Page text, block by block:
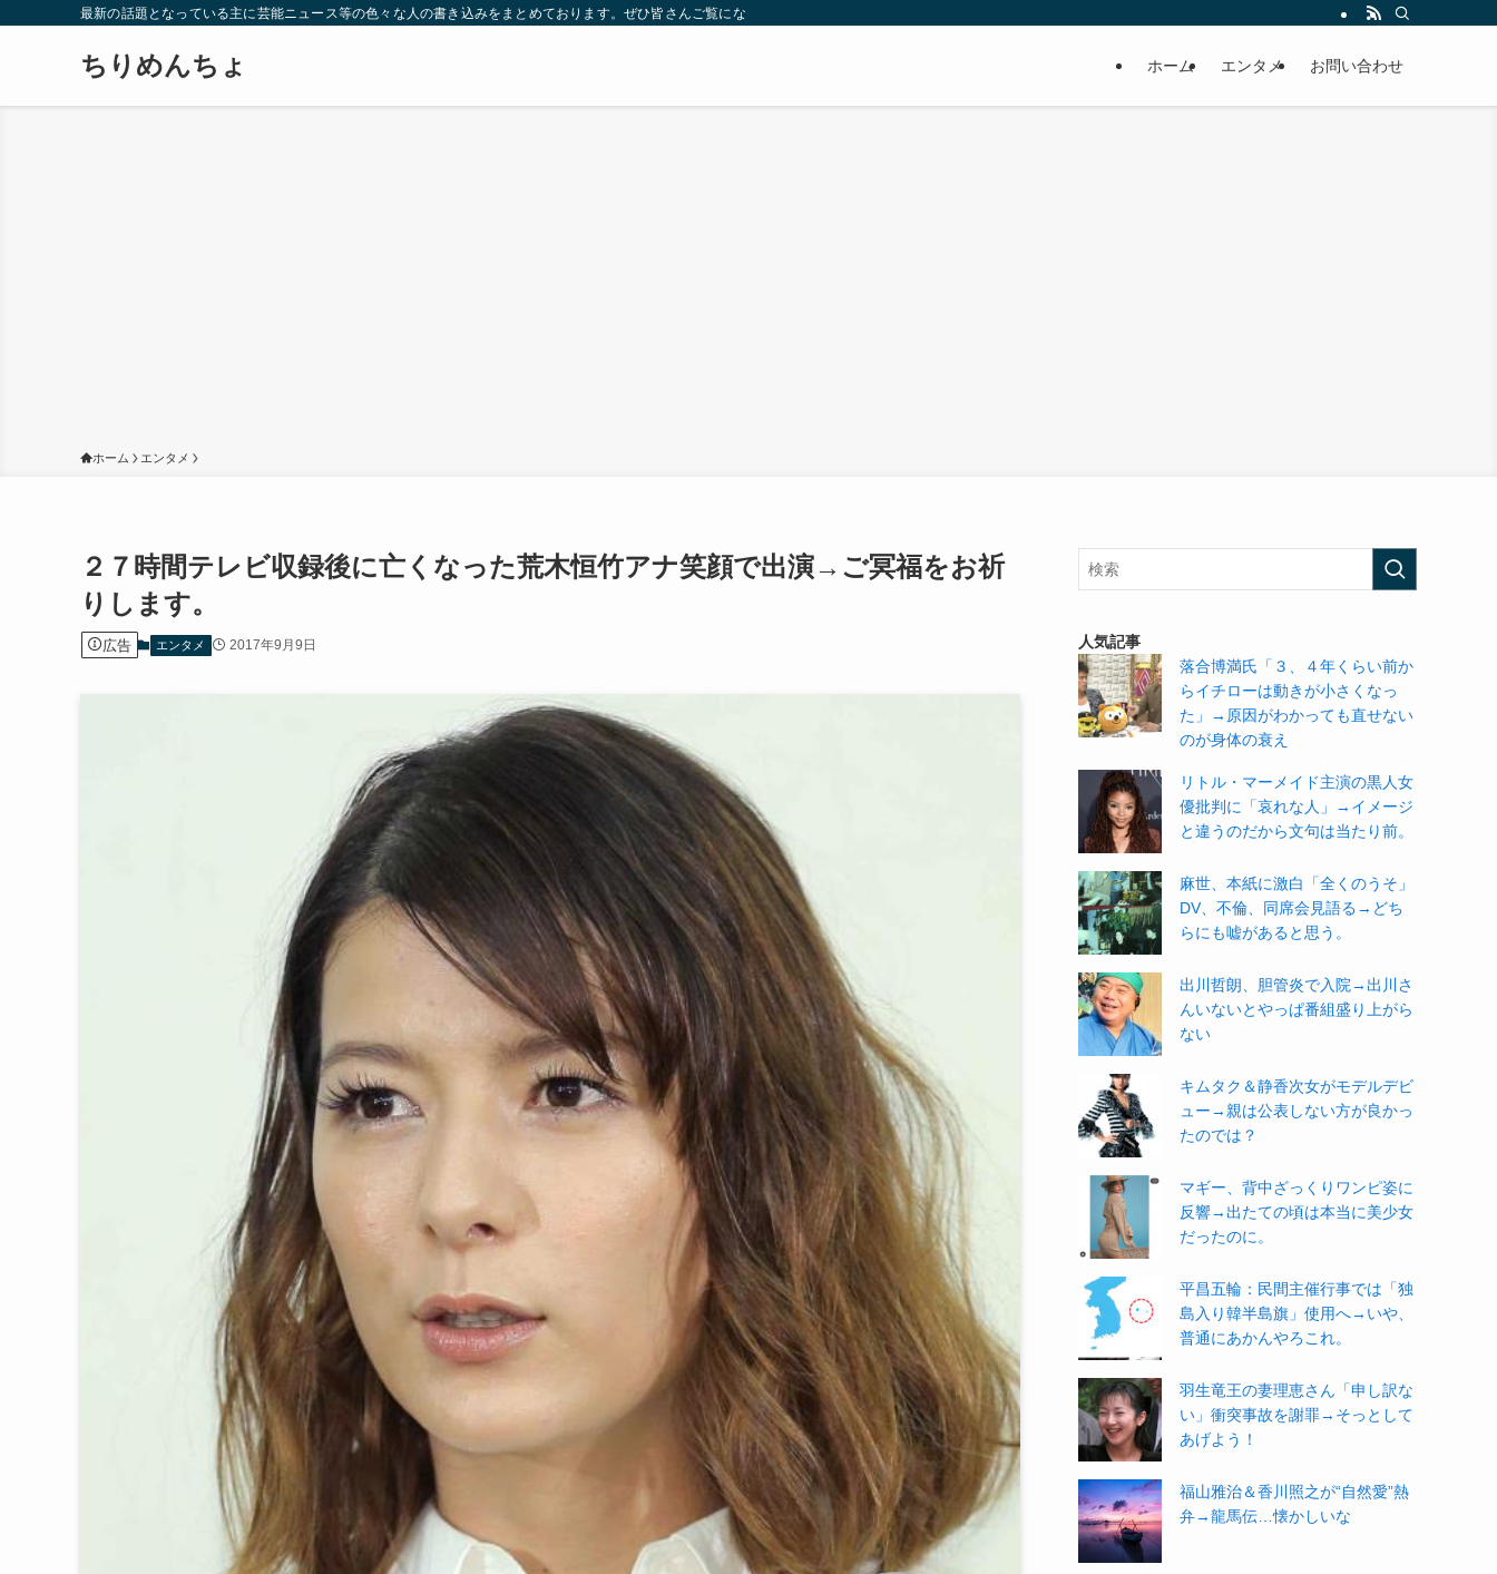
最新の話題となっている主に芸能ニュース等の色々な人の書き込みをまとめております。ぜひ皆さんご覧になっていってください。
ちりめんちょ ホーム エンタメ お問い合わせ
ホーム エンタメ
２７時間テレビ収録後に亡くなった荒木恒竹アナ笑顔で出演→ご冥福をお祈
りします。
広告 エンタメ 2017年9月9日
人気記事
落合博満氏「３、４年くらい前か
らイチローは動きが小さくなっ
た」→原因がわかっても直せない
のが身体の衰え
リトル・マーメイド主演の黒人女
優批判に「哀れな人」→イメージ
と違うのだから文句は当たり前。
麻世、本紙に激白「全くのうそ」
DV、不倫、同席会見語る→どち
らにも嘘があると思う。
出川哲朗、胆管炎で入院→出川さ
んいないとやっぱ番組盛り上がら
ない
キムタク＆静香次女がモデルデビ
ュー→親は公表しない方が良かっ
たのでは？
マギー、背中ざっくりワンピ姿に
反響→出たての頃は本当に美少女
だったのに。
平昌五輪：民間主催行事では「独
島入り韓半島旗」使用へ→いや、
普通にあかんやろこれ。
羽生竜王の妻理恵さん「申し訳な
い」衝突事故を謝罪→そっとして
あげよう！
福山雅治＆香川照之が“自然愛”熱
弁→龍馬伝…懐かしいな